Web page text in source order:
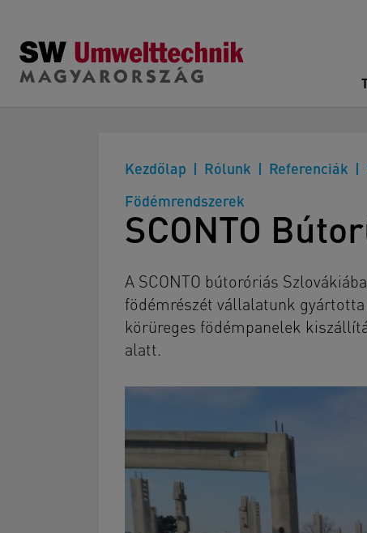
Kezdőlap Rólunk Referenciák
Födémrendszerek
SCONTO
A SCONTO bútoróriás
födémrészét vállalatunk gyártotta
körüreges födémpanelek
alatt.